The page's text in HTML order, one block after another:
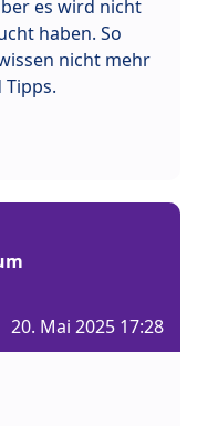
es wird nicht
haben. So
nicht mehr
20. Mai 2025 17:28